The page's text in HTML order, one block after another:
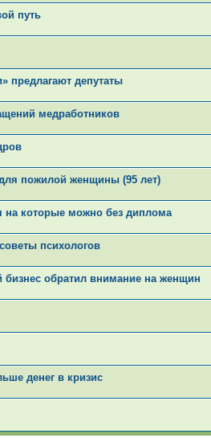
путь
предлагают депутаты
медработников
пожилой женщины (95 лет)
на которые можно без диплома
психологов
обратил внимание на женщин
денег в кризис